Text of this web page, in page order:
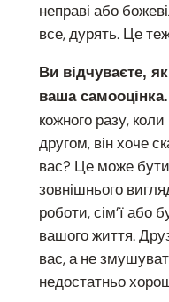
неправі або
все, дурять. Це
Ви відчуваєте,
ваша самооцінка.
кожного разу,
другом, він хоче
вас? Це може бути
зовнішнього
роботи, сім’ї або
вашого життя.
вас, а не
недостатньо